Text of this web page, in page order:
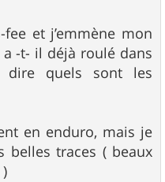
et j’emmène mon
-t- il déjà roulé dans
quels sont les
en enduro, mais je
belles traces ( beaux